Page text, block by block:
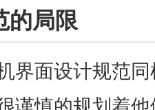
的局限
界面设计规范